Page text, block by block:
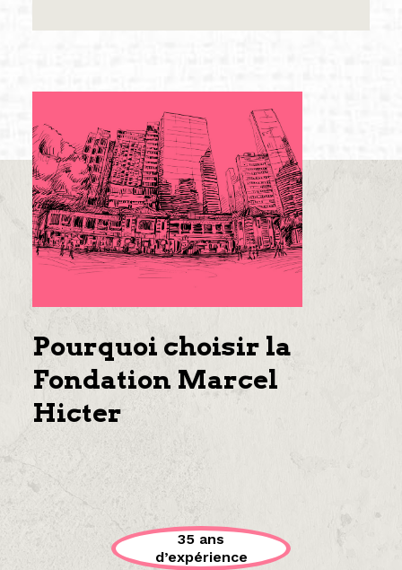
Pourquoi choisir la
Fondation Marcel
Hicter
35 ans
d’expérience